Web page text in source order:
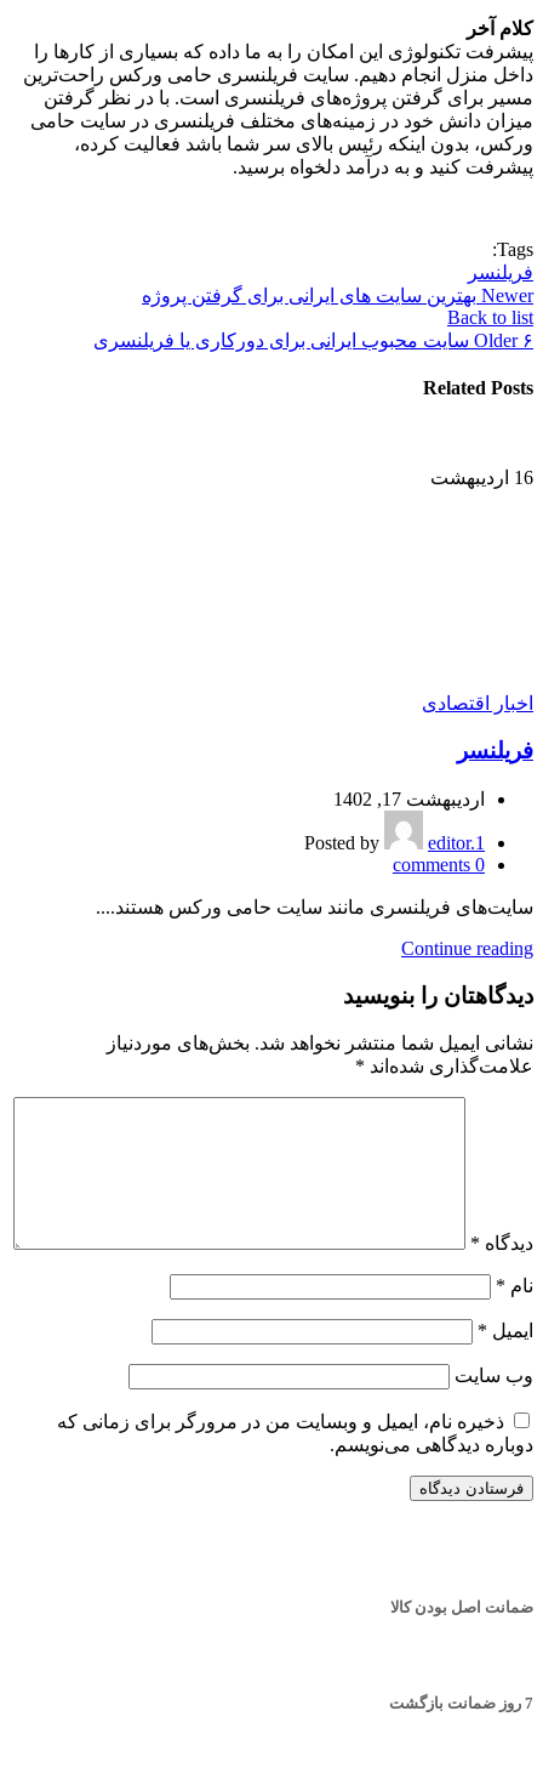
کلام آخر
پیشرفت تکنولوژی این امکان را به ما داده که بسیاری از کارها را
داخل منزل انجام دهیم. سایت فریلنسری حامی ورکس راحت‌ترین
مسیر برای گرفتن پروژه‌های فریلنسری است. با در نظر گرفتن
میزان دانش خود در زمینه‌های مختلف فریلنسری در سایت حامی
ورکس، بدون اینکه رئیس بالای سر شما باشد فعالیت کرده،
پیشرفت کنید و به درآمد دلخواه برسید.
Tags:
فریلنسر
Newer بهترین سایت های ایرانی برای گرفتن پروژه
Back to list
Older ۶ سایت محبوب ایرانی برای دورکاری یا فریلنسری
Related Posts
16 اردیبهشت
اخبار اقتصادی
فریلنسر
اردیبهشت 17, 1402
Posted by
editor.1
0
comments
سایت‌های فریلنسری مانند سایت حامی ورکس هستند....
Continue reading
دیدگاهتان را بنویسید
نشانی ایمیل شما منتشر نخواهد شد. بخش‌های موردنیاز
علامت‌گذاری شده‌اند *
دیدگاه *
نام *
ایمیل *
وب‌ سایت
ذخیره نام، ایمیل و وبسایت من در مرورگر برای زمانی که
دوباره دیدگاهی می‌نویسم.
ضمانت اصل بودن کالا
7 روز ضمانت بازگشت